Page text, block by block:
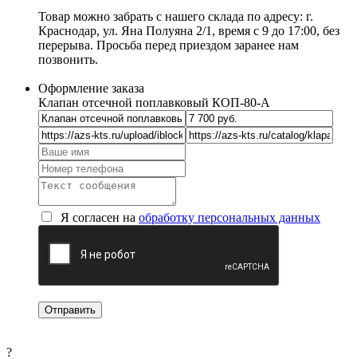
Товар можно забрать с нашего склада по адресу: г.
Краснодар, ул. Яна Полуяна 2/1, время с 9 до 17:00, без
перерыва. Просьба перед приездом заранее нам
позвонить.
Оформление заказа
Клапан отсечной поплавковый КОП-80-А
Я согласен на обработку персональных данных
?